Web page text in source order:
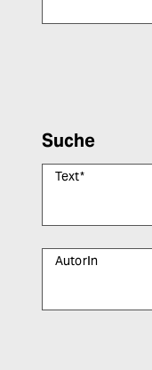
Suche
Text*
AutorIn